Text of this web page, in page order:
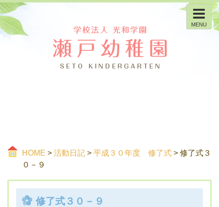
MENU
HOME > 活動日記 > 平成３０年度 修了式 > 修了式３
０－９
修了式３０－９